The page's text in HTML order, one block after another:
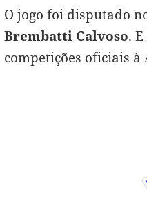
O jogo foi disputado
Brembatti Calvoso.
competições oficiais